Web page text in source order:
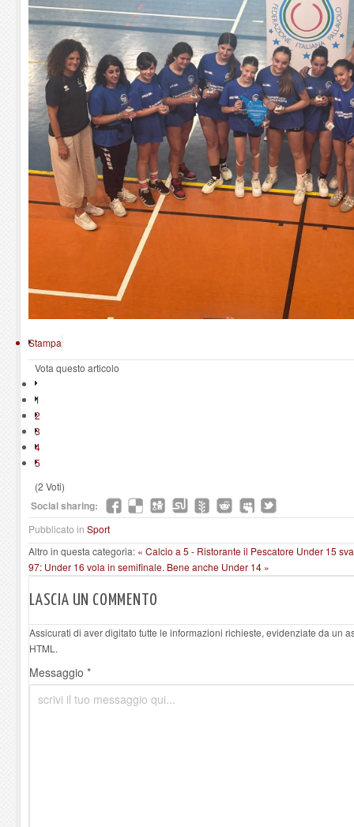
Stampa
Vota questo articolo
1
2
3
4
5
(2 Voti)
Social sharing:
Pubblicato in Sport
Altro in questa categoria: « Calcio a 5 - Ristorante il Pescatore Under 15
97: Under 16 vola in semifinale. Bene anche Under 14 »
LASCIA UN COMMENTO
Assicurati di aver digitato tutte le informazioni richieste, evidenziate da un
HTML.
Messaggio *